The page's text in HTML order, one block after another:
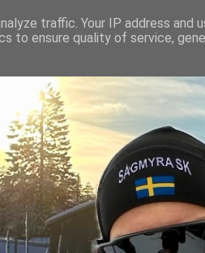
traffic. Your IP address and
to ensure quality of service,